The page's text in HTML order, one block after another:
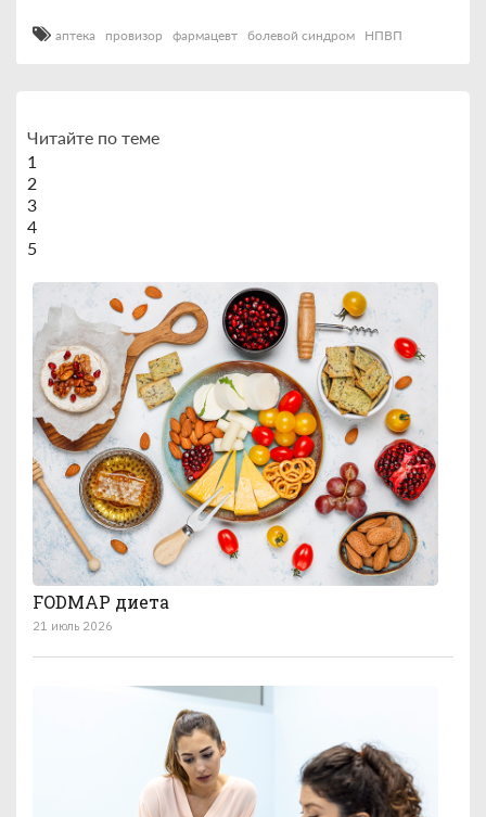
аптека провизор фармацевт болевой синдром НПВП
Читайте по теме
1
2
3
4
5
FODMAP диета
21 июль 2026